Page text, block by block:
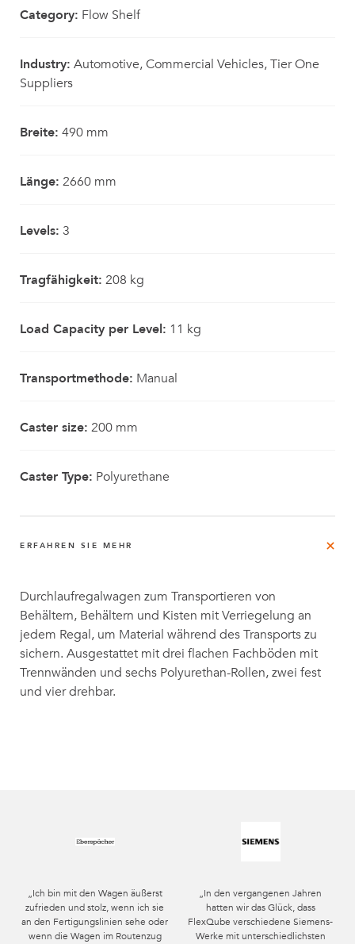
Category: Flow Shelf
Industry: Automotive, Commercial Vehicles, Tier One
Suppliers
Breite: 490 mm
Länge: 2660 mm
Levels: 3
Tragfähigkeit: 208 kg
Load Capacity per Level: 11 kg
Transportmethode: Manual
Caster size: 200 mm
Caster Type: Polyurethane
ERFAHREN SIE MEHR
Durchlaufregalwagen zum Transportieren von
Behältern, Behältern und Kisten mit Verriegelung an
jedem Regal, um Material während des Transports zu
sichern. Ausgestattet mit drei flachen Fachböden mit
Trennwänden und sechs Polyurethan-Rollen, zwei fest
und vier drehbar.
„Ich bin mit den Wagen äußerst
zufrieden und stolz, wenn ich sie
an den Fertigungslinien sehe oder
wenn die Wagen im Routenzug
„In den vergangenen Jahren
hatten wir das Glück, dass
FlexQube verschiedene Siemens-
Werke mit unterschiedlichsten